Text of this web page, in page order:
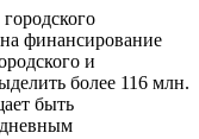
финансирование
и
более 116 млн.
быть
дневным